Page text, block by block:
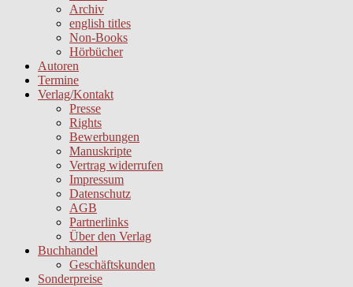
Archiv
english titles
Non-Books
Hörbücher
Autoren
Termine
Verlag/Kontakt
Presse
Rights
Bewerbungen
Manuskripte
Vertrag widerrufen
Impressum
Datenschutz
AGB
Partnerlinks
Über den Verlag
Buchhandel
Geschäftskunden
Sonderpreise